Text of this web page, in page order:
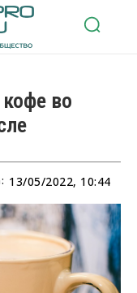
во
13/05/2022, 10:44